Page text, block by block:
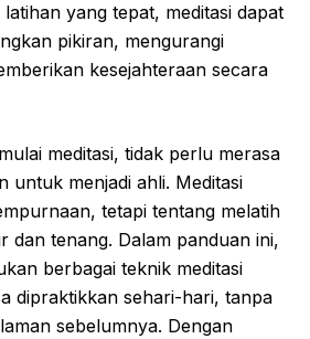
yang tepat, meditasi dapat
pikiran, mengurangi
kesejahteraan secara
meditasi, tidak perlu merasa
untuk menjadi ahli. Meditasi
tetapi tentang melatih
dan tenang. Dalam panduan ini,
berbagai teknik meditasi
dipraktikkan sehari-hari, tanpa
sebelumnya. Dengan